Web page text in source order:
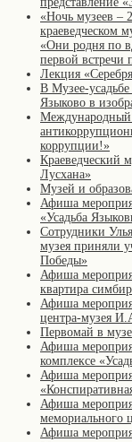
«Ночь музеев –
краеведческом
«Они родня по
первой
Лекция
В Музее-усадьбе
Языково в
Международный
коррупции!»
Краеведческий
Лусхана»
Музей и
Афиша
«Усадьба
Сотрудники
музея приняли
Победы»
Афиша
квартира
Афиша
центра-музея
Первомай в
Афиша
комплексе
Афиша
Афиша
мемориального
Афиша